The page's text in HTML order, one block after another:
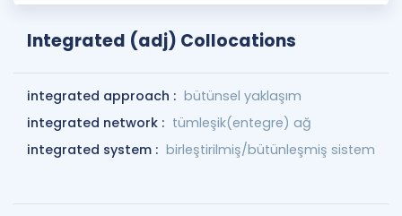
Integrated (adj) Collocations
integrated approach : bütünsel yaklaşım
integrated network : tümleşik(entegre) ağ
integrated system : birleştirilmiş/bütünleşmiş sistem